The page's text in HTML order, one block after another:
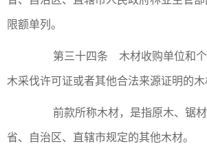
限额单列。
第三十四条 木材收购单位和个
木采伐许可证或者其他合法来源证明的木
前款所称木材，是指原木、锯材
省、自治区、直辖市规定的其他木材。